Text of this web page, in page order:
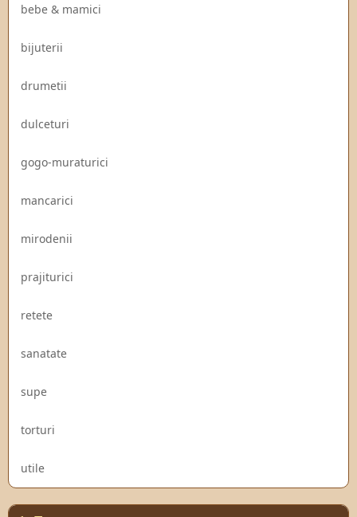
bebe & mamici
bijuterii
drumetii
dulceturi
gogo-muraturici
mancarici
mirodenii
prajiturici
retete
sanatate
supe
torturi
utile